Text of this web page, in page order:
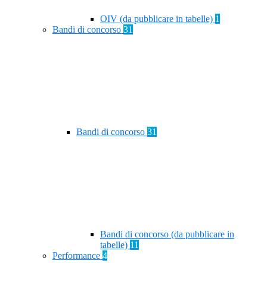
OIV (da pubblicare in tabelle) 1
Bandi di concorso 31
Bandi di concorso 31
Bandi di concorso (da pubblicare in
tabelle) 11
Performance 4